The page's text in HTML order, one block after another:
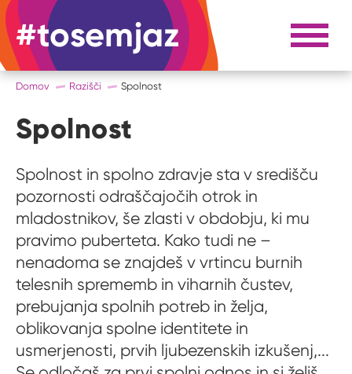
#tosemjaz #to sem jaz Razpri
Domov Razišči Spolnost
Spolnost
Spolnost in spolno zdravje sta v središču
pozornosti odraščajočih otrok in
mladostnikov, še zlasti v obdobju, ki mu
pravimo puberteta. Kako tudi ne –
nenadoma se znajdeš v vrtincu burnih
telesnih sprememb in viharnih čustev,
prebujanja spolnih potreb in želja,
oblikovanja spolne identitete in
usmerjenosti, prvih ljubezenskih izkušenj,...